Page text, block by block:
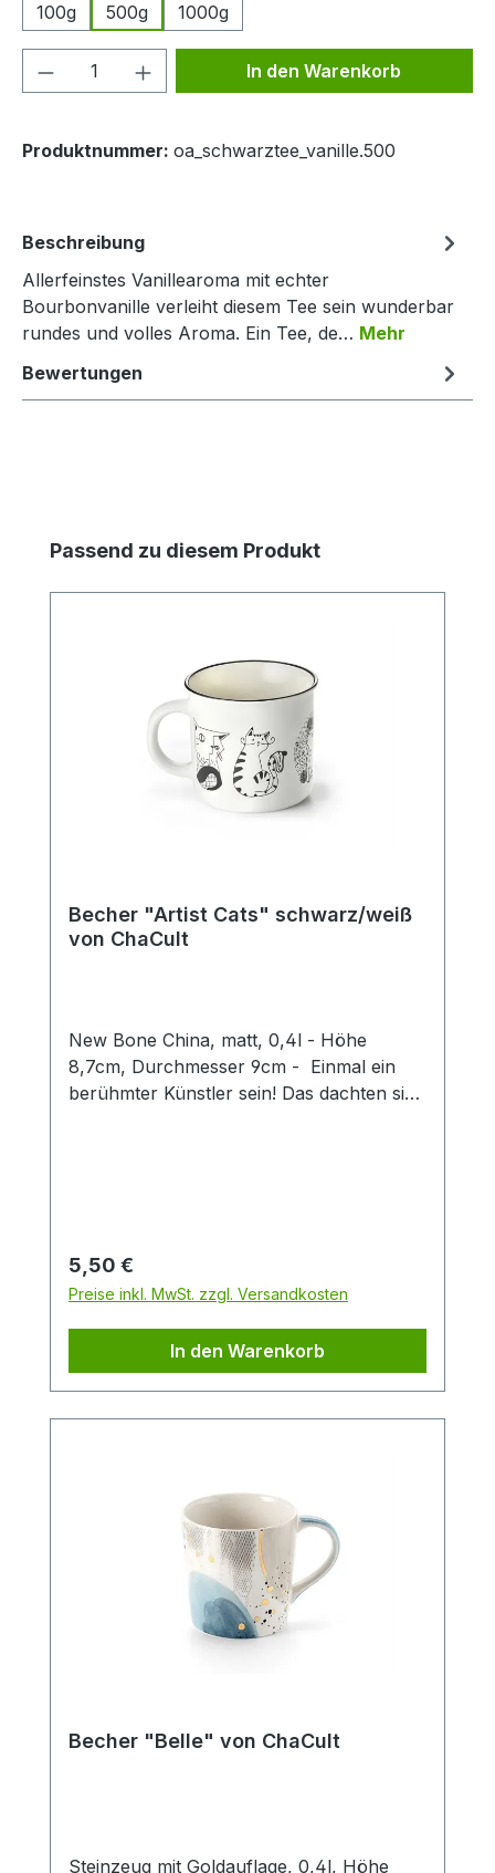
100g
500g 1000g
Produkt Anzahl: Gib denIn den Warenkorb
Produktnummer: oa_schwarztee_vanille.500
Beschreibung
Allerfeinstes Vanillearoma mit echter
Bourbonvanille verleiht diesem Tee sein wunderbar
rundes und volles Aroma. Ein Tee, de… Mehr
Bewertungen
Produktgalerie überspringen
Passend zu diesem Produkt
Becher "Artist Cats" schwarz/weiß
von ChaCult
New Bone China, matt, 0,4l - Höhe
8,7cm, Durchmesser 9cm - Einmal ein
berühmter Künstler sein! Das dachten sich
charmant mit verspielten Katzenfiguren
verbindet. Ideal für Kunstliebhaber,
Katzenfreunde oder als originelles
Geschenk. Die dezente schwarz-weiß
Optik des Designs, in feiner
Strichzeichnung, hält sich hierbei durch
Platz um ihre Strahlkraft zu entfalten. Der
Becher verfügt über eine mittlere
Füllmenge von 0,4 l und ist somit der
ideale Allrounder für den Genuss diverser
Heißgetränke. Die Artikelform erinnert an
einen Emaillebecher und unterstreicht
durch dieses nostalgische Stilelement im
SpülmaschinengeeignetMikrowellenfest
Regulärer Preis:
5,50 €
Preise inkl. MwSt. zzgl. Versandkosten
In den Warenkorb
Becher "Belle" von ChaCult
Steinzeug mit Goldauflage, 0,4l, Höhe